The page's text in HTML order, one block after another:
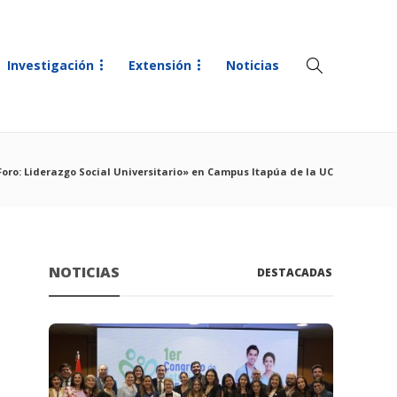
Investigación Extensión Noticias
Liderazgo Social Universitario» en Campus Itapúa de la UC
NOTICIAS DESTACADAS